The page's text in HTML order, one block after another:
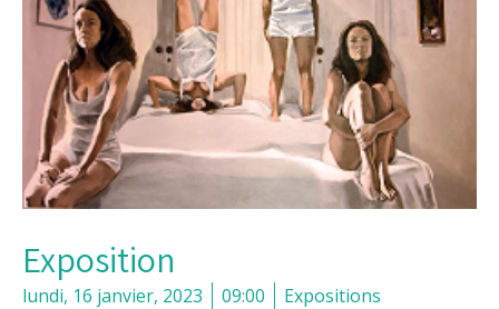
Exposition
lundi, 16 janvier, 2023 09:00 Expositions